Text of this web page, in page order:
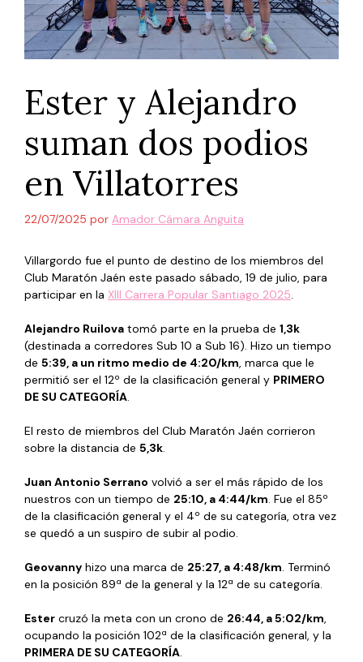
Ester y Alejandro
suman dos podios
en Villatorres
22/07/2025 por Amador Cámara Anguita
Villargordo fue el punto de destino de los miembros del
Club Maratón Jaén este pasado sábado, 19 de julio, para
participar en la XIII Carrera Popular Santiago 2025.
Alejandro Ruilova tomó parte en la prueba de 1,3k
(destinada a corredores Sub 10 a Sub 16). Hizo un tiempo
de 5:39, a un ritmo medio de 4:20/km, marca que le
permitió ser el 12º de la clasificación general y PRIMERO
DE SU CATEGORÍA.
El resto de miembros del Club Maratón Jaén corrieron
sobre la distancia de 5,3k.
Juan Antonio Serrano volvió a ser el más rápido de los
nuestros con un tiempo de 25:10, a 4:44/km. Fue el 85º
de la clasificación general y el 4º de su categoría, otra vez
se quedó a un suspiro de subir al podio.
Geovanny hizo una marca de 25:27, a 4:48/km. Terminó
en la posición 89ª de la general y la 12ª de su categoría.
Ester cruzó la meta con un crono de 26:44, a 5:02/km,
ocupando la posición 102ª de la clasificación general, y la
PRIMERA DE SU CATEGORÍA.